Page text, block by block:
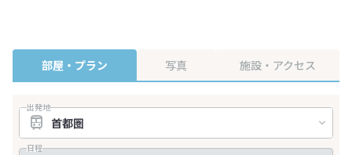
部屋・プラン 写真 施設・アクセス
出発地
日程